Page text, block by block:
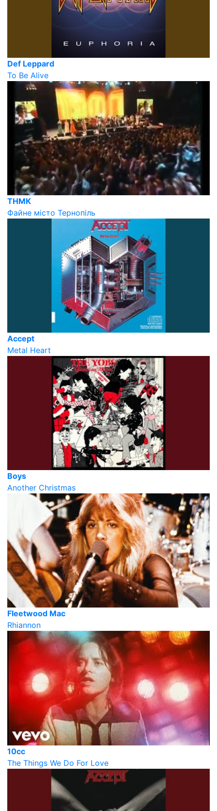
Def Leppard
To Be Alive
ТНМК
Файне місто Тернопіль
Accept
Metal Heart
Boys
Another Christmas
Fleetwood Mac
Rhiannon
10cc
The Things We Do For Love